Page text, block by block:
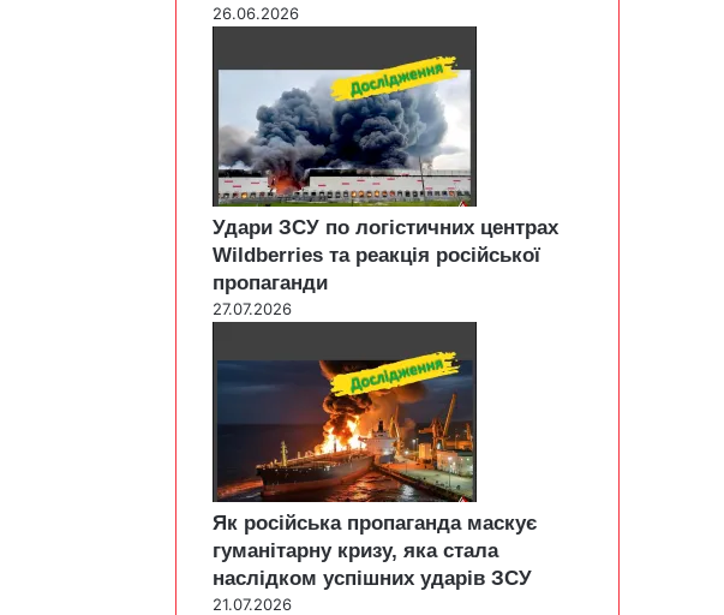
26.06.2026
Удари ЗСУ по логістичних центрах
Wildberries та реакція російської
пропаганди
27.07.2026
Як російська пропаганда маскує
гуманітарну кризу, яка стала
наслідком успішних ударів ЗСУ
21.07.2026